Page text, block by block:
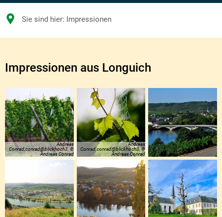
Sie sind hier: Impressionen
Impressionen aus Longuich
Andreas
Conrad,conrad@blickhoch3, ©
Andreas Conrad
Andreas
Conrad,conrad@blickhoch3, ©
Andreas Conrad